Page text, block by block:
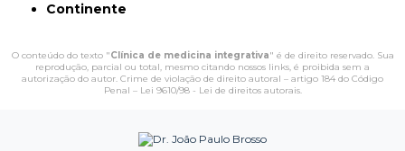
Continente
O conteúdo do texto "Clínica de medicina integrativa" é de direito reservado. Sua
reprodução, parcial ou total, mesmo citando nossos links, é proibida sem a
autorização do autor. Crime de violação de direito autoral – artigo 184 do Código
Penal – Lei 9610/98 - Lei de direitos autorais.